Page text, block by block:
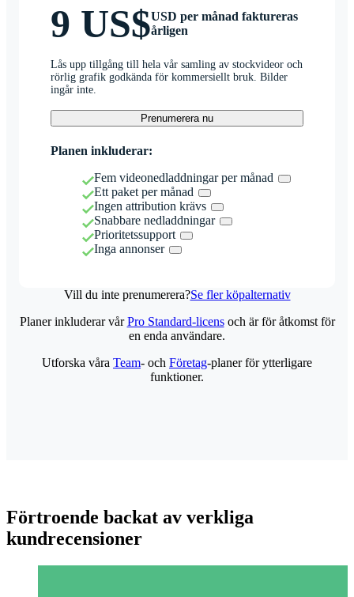
9 US$USD per månad faktureras
årligen
Lås upp tillgång till hela vår samling av stockvideor och
rörlig grafik godkända för kommersiellt bruk. Bilder
ingår inte.
Prenumerera nu
Planen inkluderar:
Fem videonedladdningar per månad
Ett paket per månad
Ingen attribution krävs
Snabbare nedladdningar
Prioritetssupport
Inga annonser
Vill du inte prenumerera?Se fler köpalternativ
Planer inkluderar vårPro Standard-licensoch är för åtkomst för
en enda användare.
Utforska våra Team- och Företag-planer för ytterligare
funktioner.
Förtroende backat av verkliga
kundrecensioner